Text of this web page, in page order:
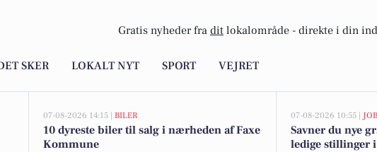
Gratis nyheder fra dit lokalområde - direkte i din
SKER LOKALT NYT SPORT VEJRET
07-08-2026 14:15 | BILER
10 dyreste biler til salg i nærheden af Faxe
Kommune
07-08-2026 10:55 |
Savner du nye
ledige stillinger